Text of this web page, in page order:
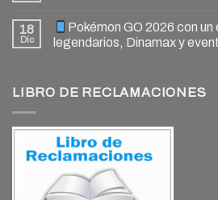
18
Dic
Pokémon GO 2026 con
legendarios, Dinamax y
LIBRO DE RECLAMACIONES